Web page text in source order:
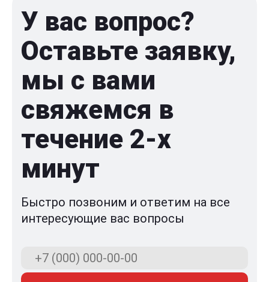
У вас вопрос?
Оставьте заявку,
мы с вами
свяжемся в
течение 2-x
минут
Быстро позвоним и ответим на все
интересующие вас вопросы